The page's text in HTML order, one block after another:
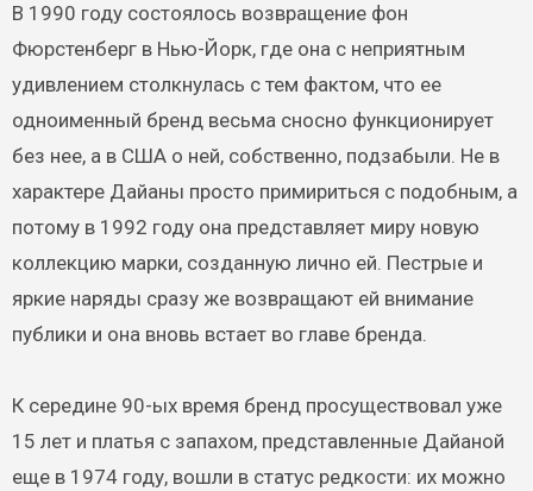
В 1990 году состоялось возвращение фон
Фюрстенберг в Нью-Йорк, где она с неприятным
удивлением столкнулась с тем фактом, что ее
одноименный бренд весьма сносно функционирует
без нее, а в США о ней, собственно, подзабыли. Не в
характере Дайаны просто примириться с подобным, а
потому в 1992 году она представляет миру новую
коллекцию марки, созданную лично ей. Пестрые и
яркие наряды сразу же возвращают ей внимание
публики и она вновь встает во главе бренда.
К середине 90-ых время бренд просуществовал уже
15 лет и платья с запахом, представленные Дайаной
еще в 1974 году, вошли в статус редкости: их можно